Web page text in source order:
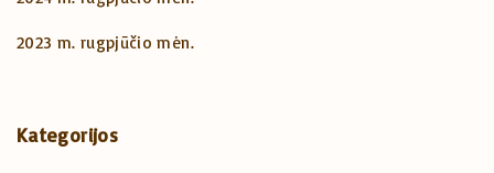
2023 m. rugpjūčio mėn.
Kategorijos